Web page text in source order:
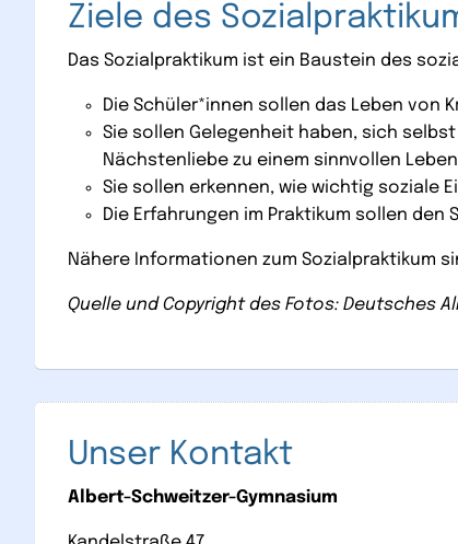
Ziele des
Das Sozialpraktikum ist ein Baustein des
Die Schüler*innen sollen das Leben von
Sie sollen Gelegenheit haben, sich
Nächstenliebe zu einem sinnvollen
Sie sollen erkennen, wie wichtig soziale
Die Erfahrungen im Praktikum sollen
Nähere Informationen zum Sozialpraktikum
Quelle und Copyright des Fotos: Deutsches
Unser Kontakt
Albert-Schweitzer-Gymnasium